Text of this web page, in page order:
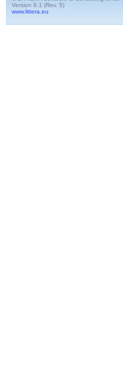
Version 6.1 (Rev. 5)
www.littera.eu